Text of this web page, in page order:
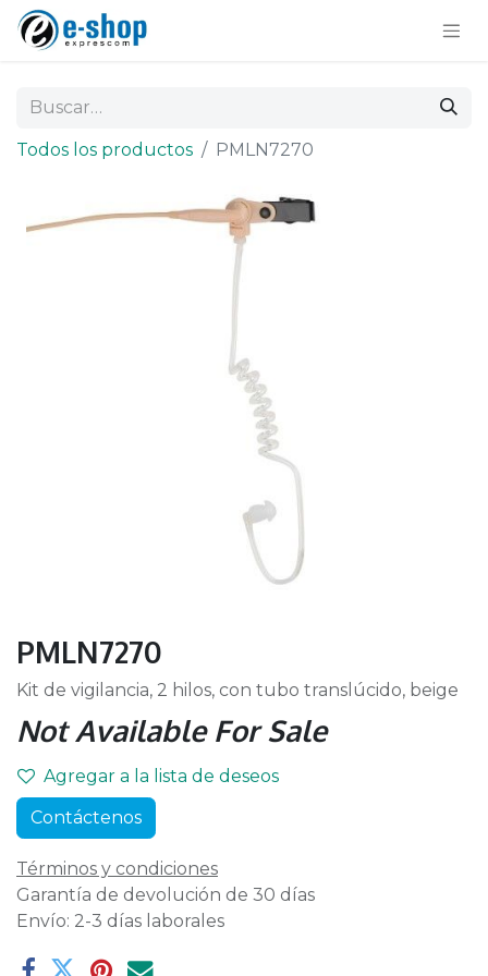
Todos los productos PMLN7270
PMLN7270
Kit de vigilancia, 2 hilos, con tubo translúcido, beige
Not Available For Sale
Agregar a la lista de deseos
Contáctenos
Términos y condiciones
Garantía de devolución de 30 días
Envío: 2-3 días laborales